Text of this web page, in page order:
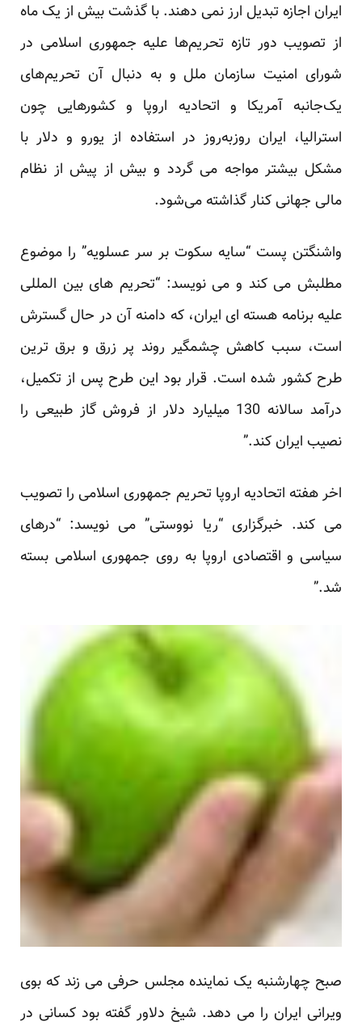
ایران اجازه تبدیل ارز نمی دهند. با گذشت بیش از یک ماه
از تصویب دور تازه تحریم‌ها علیه جمهوری اسلامی در
شورای امنیت سازمان ملل و به دنبال آن تحریم‌های
یک‌جانبه آمریکا و اتحادیه اروپا و کشورهایی چون
استرالیا، ایران روزبه‌روز در استفاده از یورو و دلار با
مشکل بیشتر مواجه می گردد و بیش از پیش از نظام
مالی جهانی کنار گذاشته می‌شود.
واشنگتن پست “سایه سکوت بر سر عسلویه” را موضوع
مطلبش می کند و می نویسد: “تحریم های بین المللی
علیه برنامه هسته ای ایران، که دامنه آن در حال گسترش
است، سبب کاهش چشمگیر روند پر زرق و برق ترین
طرح کشور شده است. قرار بود این طرح پس از تکمیل،
درآمد سالانه 130 میلیارد دلار از فروش گاز طبیعی را
نصیب ایران کند.”
اخر هفته اتحادیه اروپا تحریم جمهوری اسلامی را تصویب
می کند. خبرگزاری “ریا نووستی” می نویسد: “درهای
سیاسی و اقتصادی اروپا به روی جمهوری اسلامی بسته
شد.”
صبح چهارشنبه یک نماینده مجلس حرفی می زند که بوی
ویرانی ایران را می دهد. شیخ دلاور گفته بود کسانی در